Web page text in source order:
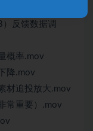
反馈数据调
概率.mov
降.mov
材追投放大.mov
常重要）.mov